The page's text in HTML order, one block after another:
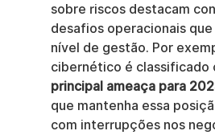
sobre riscos destacam
desafios operacionais
nível de gestão. Por
cibernético é classificado
principal ameaça para
que mantenha essa
com interrupções nos